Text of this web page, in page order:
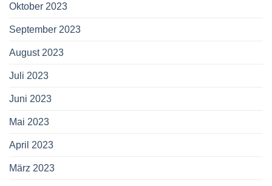
Oktober 2023
September 2023
August 2023
Juli 2023
Juni 2023
Mai 2023
April 2023
März 2023